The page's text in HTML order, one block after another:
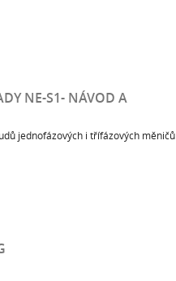
NE-S1- NÁVOD A
jednofázových i třífázových měničů